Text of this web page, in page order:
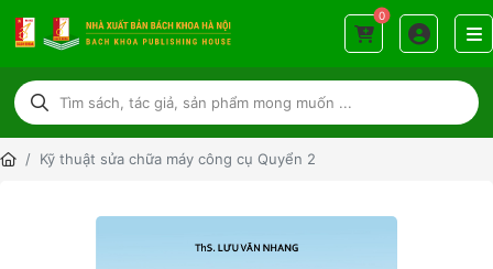
0
Kỹ thuật sửa chữa máy công cụ Quyển 2